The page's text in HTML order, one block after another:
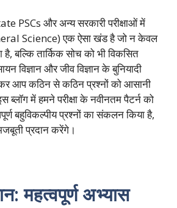
PSCs और अन्य सरकारी परीक्षाओं में
Science) एक ऐसा खंड है जो न केवल
बल्कि तार्किक सोच को भी विकसित
विज्ञान और जीव विज्ञान के बुनियादी
आप कठिन से कठिन प्रश्नों को आसानी
में हमने परीक्षा के नवीनतम पैटर्न को
बहुविकल्पीय प्रश्नों का संकलन किया है,
प्रदान करेंगे।
महत्वपूर्ण अभ्यास